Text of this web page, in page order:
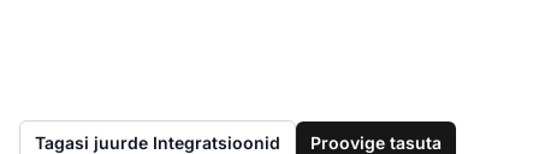
Tagasi juurde Integratsioonid Proovige tasuta